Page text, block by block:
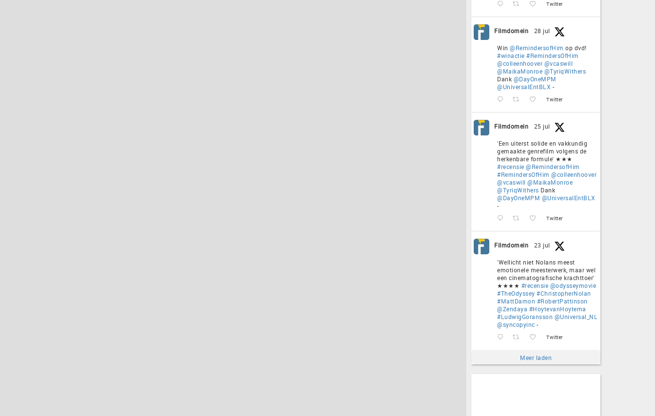
Twitter
Filmdomein 28 jul
Win @RemindersofHim op dvd!
#winactie #RemindersOfHim
@colleenhoover @vcaswill
@MaikaMonroe @TyriqWithers
Dank @DayOneMPM
@UniversalEntBLX -
Twitter
Filmdomein 25 jul
'Een uiterst solide en vakkundig
gemaakte genrefilm volgens de
herkenbare formule' ★★★
#recensie @RemindersofHim
#RemindersOfHim @colleenhoover
@vcaswill @MaikaMonroe
@TyriqWithers Dank
@DayOneMPM @UniversalEntBLX
-
Twitter
Filmdomein 23 jul
'Wellicht niet Nolans meest
emotionele meesterwerk, maar wel
een cinematografische krachttoer'
★★★★ #recensie @odysseymovie
#TheOdyssey #ChristopherNolan
#MattDamon #RobertPattinson
@Zendaya #HoytevanHoytema
#LudwigGoransson @Universal_NL
@syncopyinc -
Twitter
Meer laden